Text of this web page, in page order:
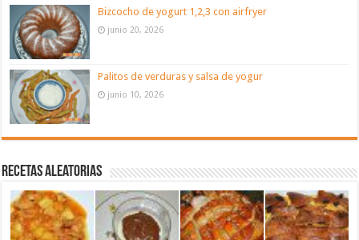
Bizcocho de yogurt 1,2,3 con airfryer
junio 20, 2026
Palitos de verduras y salsa de yogur
junio 10, 2026
Recetas aleatorias